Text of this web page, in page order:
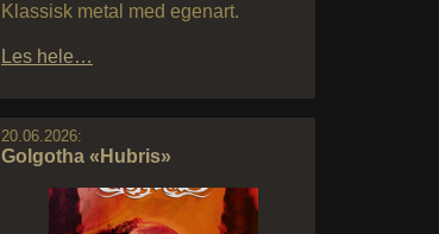
Klassisk metal med egenart.
Les hele…
20.06.2026:
Golgotha «Hubris»